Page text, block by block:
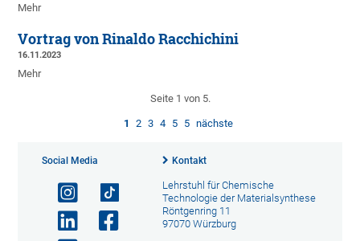
Mehr
Vortrag von Rinaldo Racchichini
16.11.2023
Mehr
Seite 1 von 5.
1 2 3 4 5 5 nächste
Social Media Kontakt
Lehrstuhl für Chemische
Technologie der Materialsynthese
Röntgenring 11
97070 Würzburg